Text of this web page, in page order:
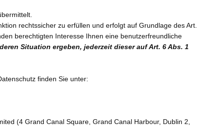
rechtssicher zu erfüllen und erfolgt auf Grundlage des Art.
berechtigten Interesse Ihnen eine benutzerfreundliche
Situation ergeben, jederzeit dieser auf Art. 6 Abs. 1
finden Sie unter:
(4 Grand Canal Square, Grand Canal Harbour, Dublin 2,